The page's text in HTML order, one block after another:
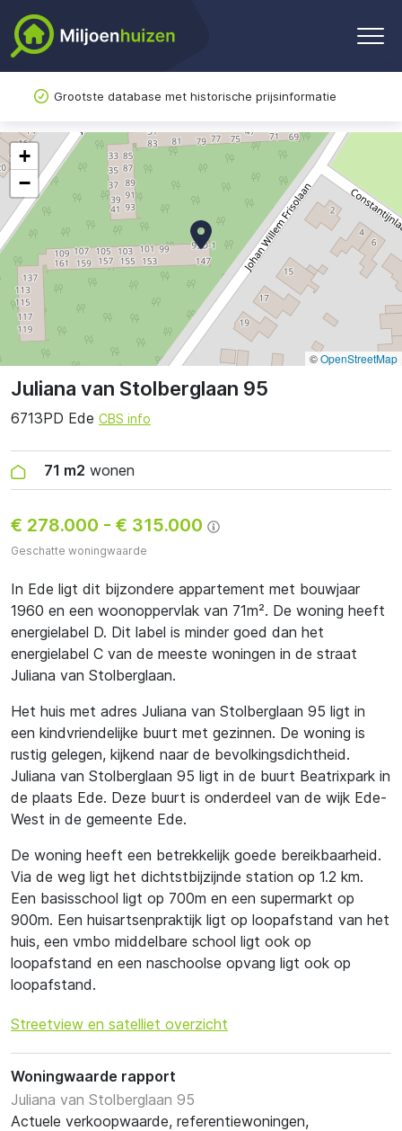
Grootste database met historische prijsinformatie
Juliana van Stolberglaan 95
6713PD Ede CBS info
71 m2 wonen
€ 278.000 - € 315.000
Geschatte woningwaarde
In Ede ligt dit bijzondere appartement met bouwjaar
1960 en een woonoppervlak van 71m². De woning heeft
energielabel D. Dit label is minder goed dan het
energielabel C van de meeste woningen in de straat
Juliana van Stolberglaan.
Het huis met adres Juliana van Stolberglaan 95 ligt in
een kindvriendelijke buurt met gezinnen. De woning is
rustig gelegen, kijkend naar de bevolkingsdichtheid.
Juliana van Stolberglaan 95 ligt in de buurt Beatrixpark in
de plaats Ede. Deze buurt is onderdeel van de wijk Ede-
West in de gemeente Ede.
De woning heeft een betrekkelijk goede bereikbaarheid.
Via de weg ligt het dichtstbijzijnde station op 1.2 km.
Een basisschool ligt op 700m en een supermarkt op
900m. Een huisartsenpraktijk ligt op loopafstand van het
huis, een vmbo middelbare school ligt ook op
loopafstand en een naschoolse opvang ligt ook op
loopafstand.
Streetview en satelliet overzicht
Woningwaarde rapport
Juliana van Stolberglaan 95
Actuele verkoopwaarde, referentiewoningen,
+
−
©OpenStreetMap